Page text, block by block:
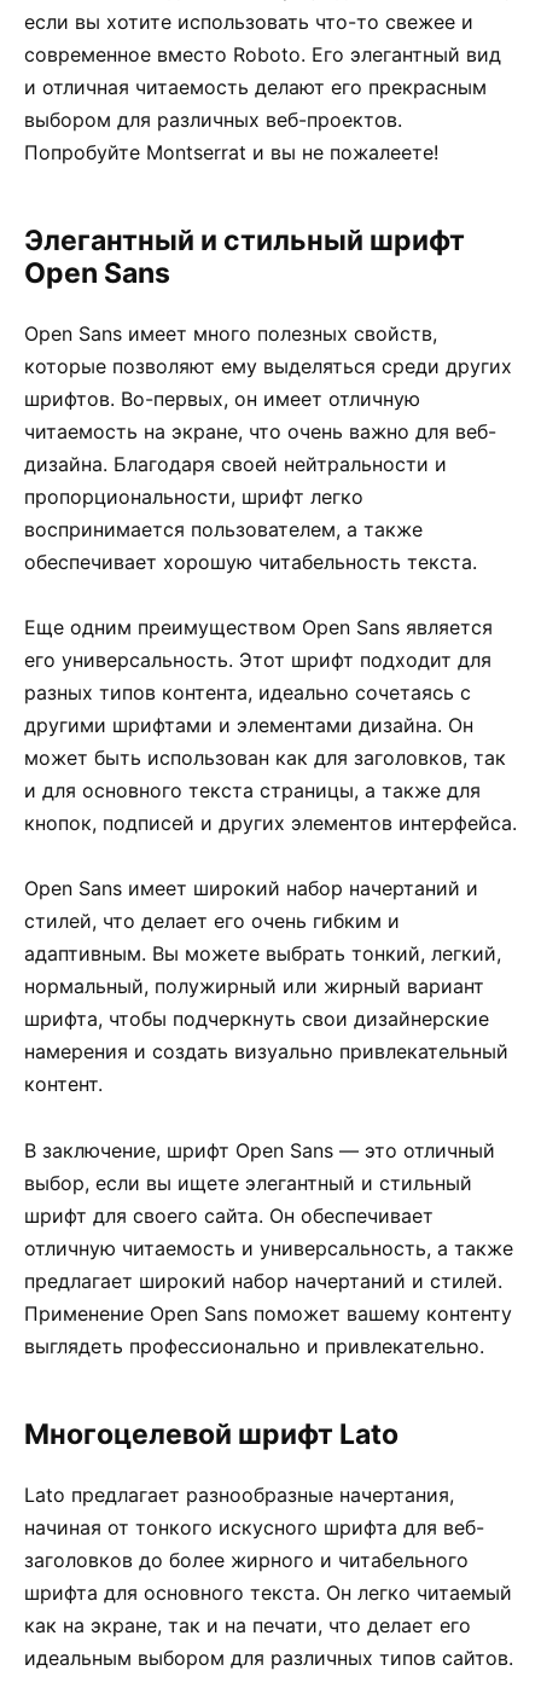
если вы хотите использовать что-то свежее и
современное вместо Roboto. Его элегантный вид
и отличная читаемость делают его прекрасным
выбором для различных веб-проектов.
Попробуйте Montserrat и вы не пожалеете!
Элегантный и стильный шрифт
Open Sans
Open Sans имеет много полезных свойств,
которые позволяют ему выделяться среди других
шрифтов. Во-первых, он имеет отличную
читаемость на экране, что очень важно для веб-
дизайна. Благодаря своей нейтральности и
пропорциональности, шрифт легко
воспринимается пользователем, а также
обеспечивает хорошую читабельность текста.
Еще одним преимуществом Open Sans является
его универсальность. Этот шрифт подходит для
разных типов контента, идеально сочетаясь с
другими шрифтами и элементами дизайна. Он
может быть использован как для заголовков, так
и для основного текста страницы, а также для
кнопок, подписей и других элементов интерфейса.
Open Sans имеет широкий набор начертаний и
стилей, что делает его очень гибким и
адаптивным. Вы можете выбрать тонкий, легкий,
нормальный, полужирный или жирный вариант
шрифта, чтобы подчеркнуть свои дизайнерские
намерения и создать визуально привлекательный
контент.
В заключение, шрифт Open Sans — это отличный
выбор, если вы ищете элегантный и стильный
шрифт для своего сайта. Он обеспечивает
отличную читаемость и универсальность, а также
предлагает широкий набор начертаний и стилей.
Применение Open Sans поможет вашему контенту
выглядеть профессионально и привлекательно.
Многоцелевой шрифт Lato
Lato предлагает разнообразные начертания,
начиная от тонкого искусного шрифта для веб-
заголовков до более жирного и читабельного
шрифта для основного текста. Он легко читаемый
как на экране, так и на печати, что делает его
идеальным выбором для различных типов сайтов.